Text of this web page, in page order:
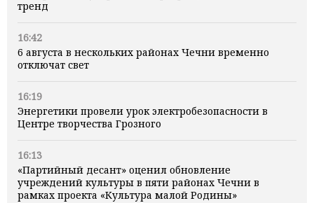
тренд
16:42
6 августа в нескольких районах Чечни временно
отключат свет
16:19
Энергетики провели урок электробезопасности в
Центре творчества Грозного
16:13
«Партийный десант» оценил обновление
учреждений культуры в пяти районах Чечни в
рамках проекта «Культура малой Родины»